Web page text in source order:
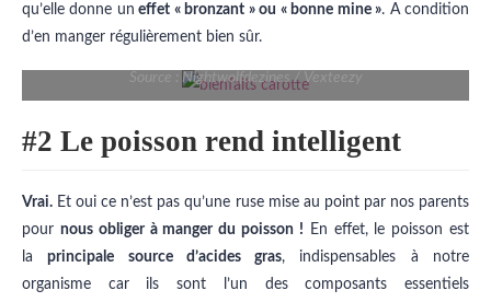
qu’elle donne un effet « bronzant » ou « bonne mine ». A condition
d’en manger régulièrement bien sûr.
Source : Nightwolfdezines / Vexteezy
#2 Le poisson rend intelligent
Vrai. Et oui ce n’est pas qu’une ruse mise au point par nos parents
pour nous obliger à manger du poisson ! En effet, le poisson est
laprincipale source d’acides gras, indispensables à notre
organisme car ils sont l’un des composants essentiels